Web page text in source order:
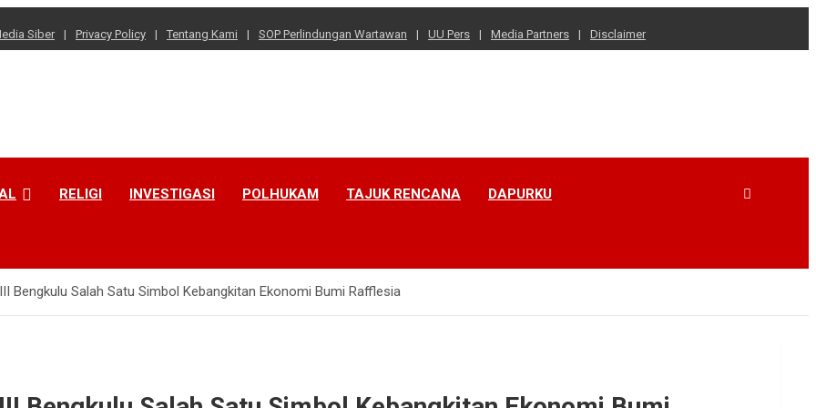
Siber Privacy Policy Tentang Kami SOP Perlindungan Wartawan UU Pers Media Partners Disclaimer
RELIGI INVESTIGASI POLHUKAM TAJUK RENCANA DAPURKU
Bengkulu Salah Satu Simbol Kebangkitan Ekonomi Bumi Rafflesia